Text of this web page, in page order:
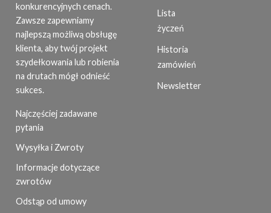
konkurencyjnych cenach.
Zawsze zapewniamy
najlepszą możliwą obsługę
klienta, aby twój projekt
szydełkowania lub robienia
na drutach mógł odnieść
sukces.
Najczęściej zadawane
pytania
Wysyłka i Zwroty
Informacje dotyczące
zwrotów
Odstąp od umowy
Lista
życzeń
Historia
zamówień
Newsletter